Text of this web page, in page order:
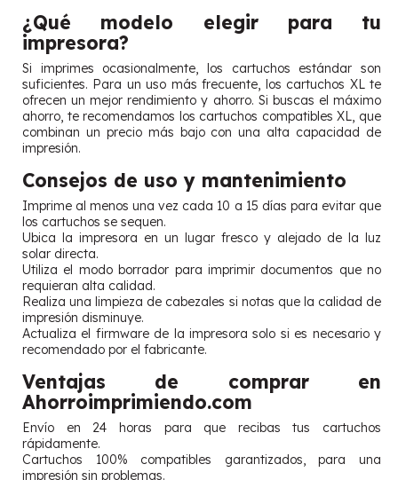
¿Qué modelo elegir para tu
impresora?
Si imprimes ocasionalmente, los cartuchos estándar son
suficientes. Para un uso más frecuente, los cartuchos XL te
ofrecen un mejor rendimiento y ahorro. Si buscas el máximo
ahorro, te recomendamos los cartuchos compatibles XL, que
combinan un precio más bajo con una alta capacidad de
impresión.
Consejos de uso y mantenimiento
Imprime al menos una vez cada 10 a 15 días para evitar que
los cartuchos se sequen.
Ubica la impresora en un lugar fresco y alejado de la luz
solar directa.
Utiliza el modo borrador para imprimir documentos que no
requieran alta calidad.
Realiza una limpieza de cabezales si notas que la calidad de
impresión disminuye.
Actualiza el firmware de la impresora solo si es necesario y
recomendado por el fabricante.
Ventajas de comprar en
Ahorroimprimiendo.com
Envío en 24 horas para que recibas tus cartuchos
rápidamente.
Cartuchos 100% compatibles garantizados, para una
impresión sin problemas.